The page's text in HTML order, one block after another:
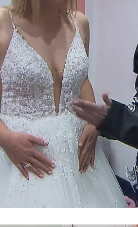
Deutsch/Türkische Hochzeit